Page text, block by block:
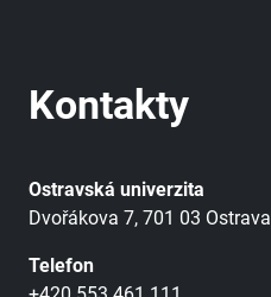
Kontakty
Ostravská univerzita
Dvořákova 7, 701 03 Ostrava
Telefon